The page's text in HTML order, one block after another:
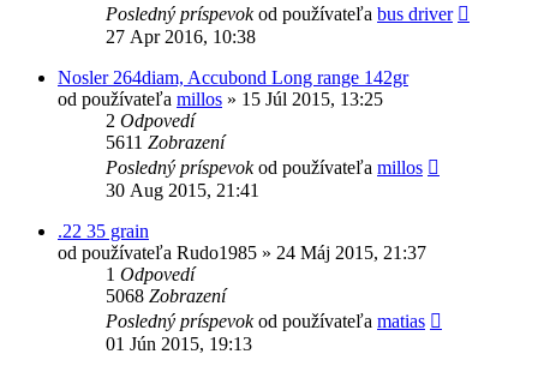
Posledný príspevokod používateľa bus driver
27 Apr 2016, 10:38
Nosler 264diam, Accubond Long range 142gr
od používateľa millos » 15 Júl 2015, 13:25
2 Odpovedí
5611 Zobrazení
Posledný príspevokod používateľa millos
30 Aug 2015, 21:41
.22 35 grain
od používateľa Rudo1985 » 24 Máj 2015, 21:37
1 Odpovedí
5068 Zobrazení
Posledný príspevokod používateľa matias
01 Jún 2015, 19:13